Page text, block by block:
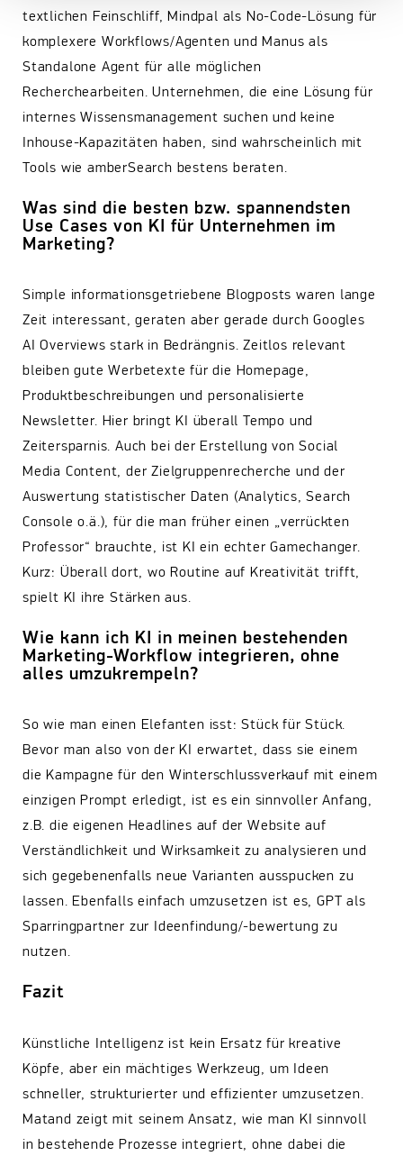
textlichen Feinschliff, Mindpal als No-Code-Lösung für
komplexere Workflows/Agenten und Manus als
Standalone Agent für alle möglichen
Recherchearbeiten. Unternehmen, die eine Lösung für
internes Wissensmanagement suchen und keine
Inhouse-Kapazitäten haben, sind wahrscheinlich mit
Tools wie amberSearch bestens beraten.
Was sind die besten bzw. spannendsten
Use Cases von KI für Unternehmen im
Marketing?
Simple informationsgetriebene Blogposts waren lange
Zeit interessant, geraten aber gerade durch Googles
AI Overviews stark in Bedrängnis. Zeitlos relevant
bleiben gute Werbetexte für die Homepage,
Produktbeschreibungen und personalisierte
Newsletter. Hier bringt KI überall Tempo und
Zeitersparnis. Auch bei der Erstellung von Social
Media Content, der Zielgruppenrecherche und der
Auswertung statistischer Daten (Analytics, Search
Console o.ä.), für die man früher einen „verrückten
Professor“ brauchte, ist KI ein echter Gamechanger.
Kurz: Überall dort, wo Routine auf Kreativität trifft,
spielt KI ihre Stärken aus.
Wie kann ich KI in meinen bestehenden
Marketing-Workflow integrieren, ohne
alles umzukrempeln?
So wie man einen Elefanten isst: Stück für Stück.
Bevor man also von der KI erwartet, dass sie einem
die Kampagne für den Winterschlussverkauf mit einem
einzigen Prompt erledigt, ist es ein sinnvoller Anfang,
z.B. die eigenen Headlines auf der Website auf
Verständlichkeit und Wirksamkeit zu analysieren und
sich gegebenenfalls neue Varianten ausspucken zu
lassen. Ebenfalls einfach umzusetzen ist es, GPT als
Sparringpartner zur Ideenfindung/-bewertung zu
nutzen.
Fazit
Künstliche Intelligenz ist kein Ersatz für kreative
Köpfe, aber ein mächtiges Werkzeug, um Ideen
schneller, strukturierter und effizienter umzusetzen.
Matand zeigt mit seinem Ansatz, wie man KI sinnvoll
in bestehende Prozesse integriert, ohne dabei die